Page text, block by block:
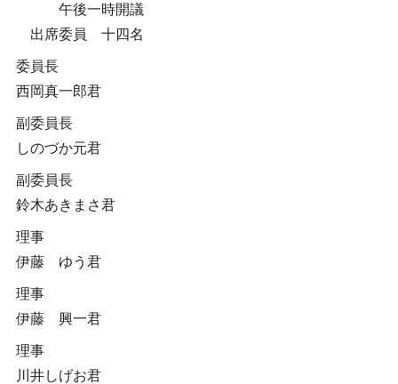
午後一時開議
出席委員 十四名
委員長
西岡真一郎君
副委員長
しのづか元君
副委員長
鈴木あきまさ君
理事
伊藤 ゆう君
理事
伊藤 興一君
理事
川井しげお君